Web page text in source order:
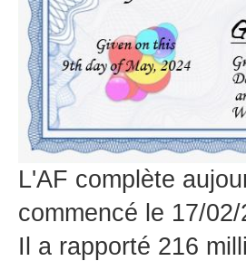
L'AF complète
commencé le 17/
Il a rapporté 216